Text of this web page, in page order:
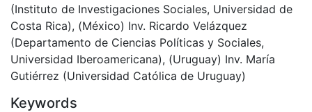
(Instituto de Investigaciones Sociales, Universidad de
Costa Rica), (México) Inv. Ricardo Velázquez
(Departamento de Ciencias Políticas y Sociales,
Universidad Iberoamericana), (Uruguay) Inv. María
Gutiérrez (Universidad Católica de Uruguay)
Keywords